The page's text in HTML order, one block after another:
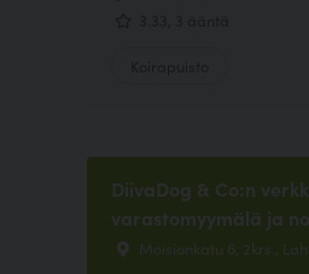
DiivaDog & Co:n
varastomyymälä ja
Moisionkatu 6, 2krs.,